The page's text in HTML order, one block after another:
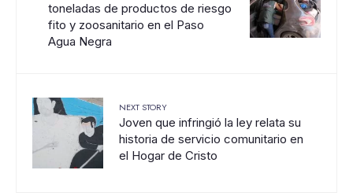
toneladas de productos de riesgo
fito y zoosanitario en el Paso
Agua Negra
NEXT STORY
Joven que infringió la ley relata su
historia de servicio comunitario en
el Hogar de Cristo